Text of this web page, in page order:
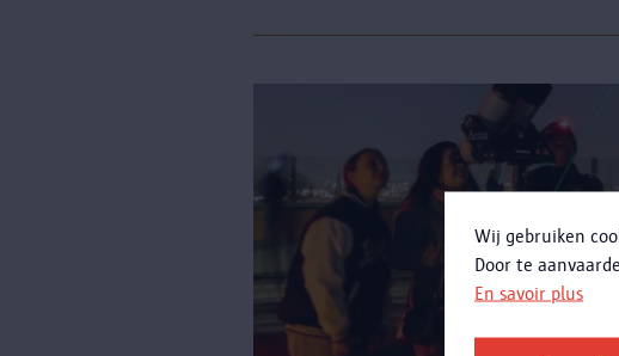
Wij gebruiken
Door te
En savoir plus